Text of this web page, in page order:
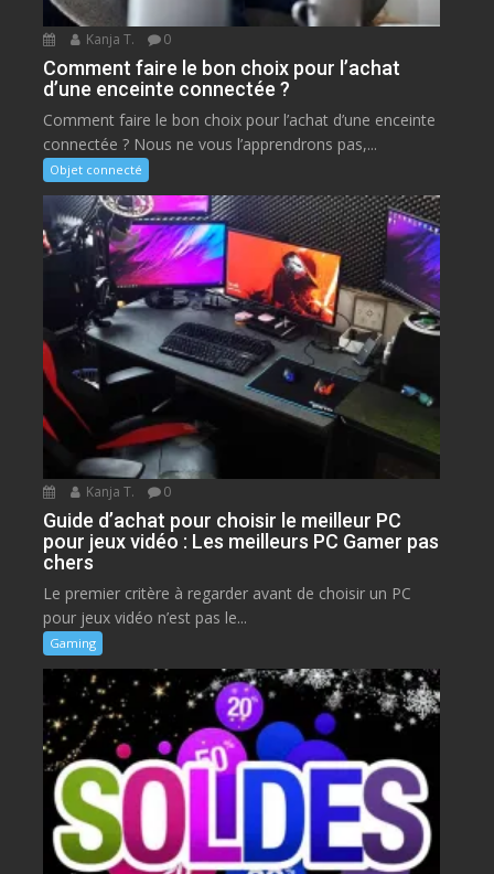
Kanja T. 0
Comment faire le bon choix pour l’achat
d’une enceinte connectée ?
Comment faire le bon choix pour l’achat d’une enceinte
connectée ? Nous ne vous l’apprendrons pas,...
Objet connecté
Kanja T. 0
Guide d’achat pour choisir le meilleur PC
pour jeux vidéo : Les meilleurs PC Gamer pas
chers
Le premier critère à regarder avant de choisir un PC
pour jeux vidéo n’est pas le...
Gaming